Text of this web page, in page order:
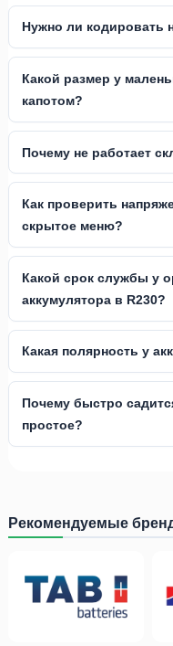
Нужно ли кодировать
Какой размер у
капотом?
Почему не работает
Как проверить
скрытое меню?
Какой срок службы у
аккумулятора в R230?
Какая полярность у
Почему быстро
простое?
Рекомендуемые